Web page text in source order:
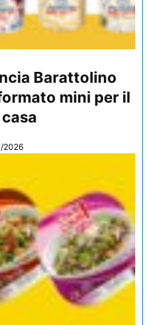
Barattolino
mini per il
2026